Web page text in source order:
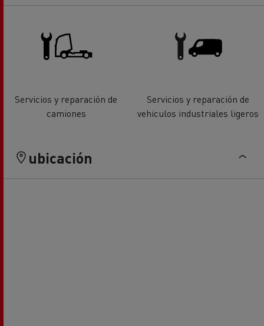
Servicios y reparación de
camiones
Servicios y reparación de
vehiculos industriales ligeros
ubicación